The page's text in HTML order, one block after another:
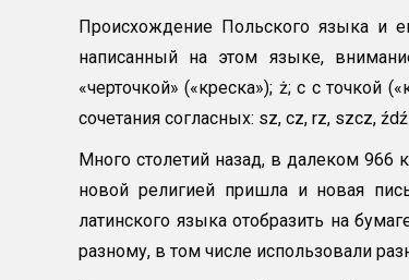
Происхождение Польского языка и
написанный на этом языке,
«черточкой» («креска»); ż; с с точкой
сочетания согласных: sz, cz, rz, szcz,
Много столетий назад, в далеком
новой религией пришла и новая
латинского языка отобразить на
разному, в том числе использовали